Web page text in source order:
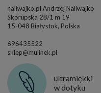
naliwajko.pl Andrzej Naliwajko
Skorupska 28/1 m 19
15-048 Białystok, Polska
696435522
sklep@mulinek.pl
ultramiękki
w dotyku